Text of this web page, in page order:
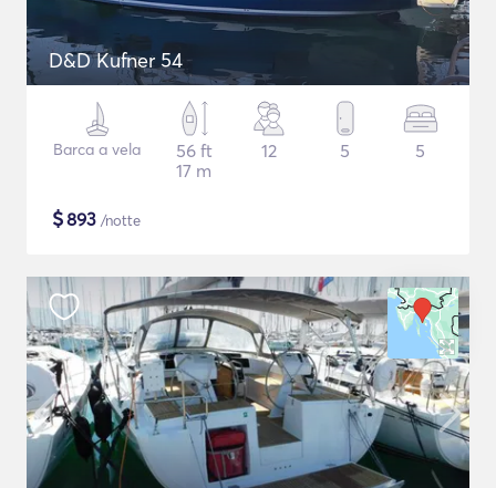
D&D Kufner 54
Barca a vela
56 ft
17 m
12 5 5
$893 /notte